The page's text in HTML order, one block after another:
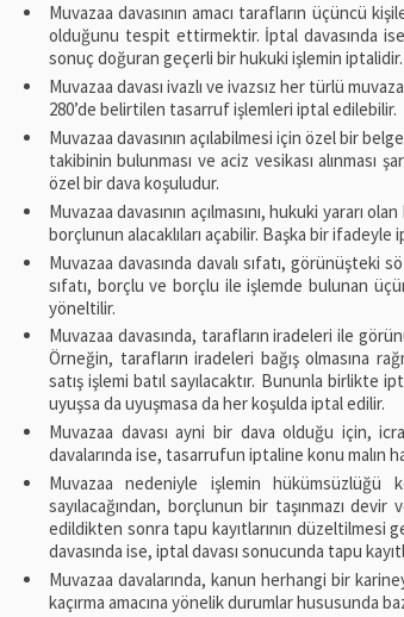
Muvazaa davasının amacı tarafların üçüncü
olduğunu tespit ettirmektir. İptal davasında
sonuç doğuran geçerli bir hukuki işlemin iptalidir.
Muvazaa davası ivazlı ve ivazsız her türlü
280’de belirtilen tasarruf işlemleri iptal edilebilir.
Muvazaa davasının açılabilmesi için özel bir
takibinin bulunması ve aciz vesikası alınması
özel bir dava koşuludur.
Muvazaa davasının açılmasını, hukuki yararı
borçlunun alacaklıları açabilir. Başka bir ifadeyle
Muvazaa davasında davalı sıfatı, görünüşteki
sıfatı, borçlu ve borçlu ile işlemde bulunan
yöneltilir.
Muvazaa davasında, tarafların iradeleri ile
Örneğin, tarafların iradeleri bağış olmasına
satış işlemi batıl sayılacaktır. Bununla birlikte
uyuşsa da uyuşmasa da her koşulda iptal edilir.
Muvazaa davası ayni bir dava olduğu için,
davalarında ise, tasarrufun iptaline konu malın
Muvazaa nedeniyle işlemin hükümsüzlüğü
sayılacağından, borçlunun bir taşınmazı
edildikten sonra tapu kayıtlarının düzeltilmesi
davasında ise, iptal davası sonucunda tapu
Muvazaa davalarında, kanun herhangi bir
kaçırma amacına yönelik durumlar hususunda